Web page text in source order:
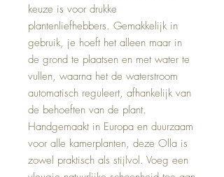
keuze is voor drukke
plantenliefhebbers. Gemakkelijk in
gebruik, je hoeft het alleen maar in
de grond te plaatsen en met water te
vullen, waarna het de waterstroom
automatisch reguleert, afhankelijk van
de behoeften van de plant.
Handgemaakt in Europa en duurzaam
voor alle kamerplanten, deze Olla is
zowel praktisch als stijlvol. Voeg een